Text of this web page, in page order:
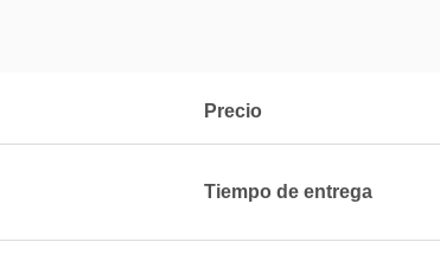
Precio
Tiempo de entrega